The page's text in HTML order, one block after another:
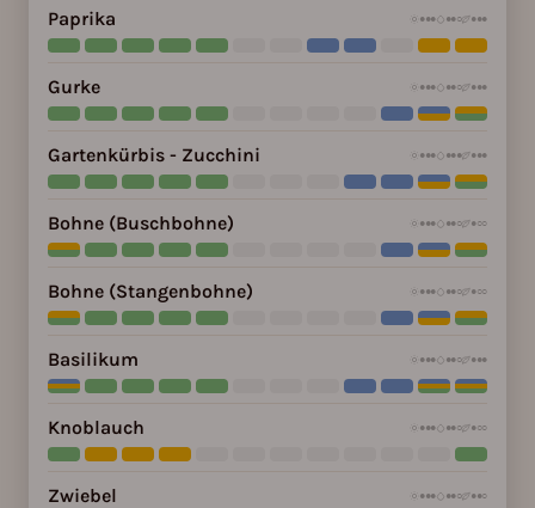
Paprika ●●● ●●○ ●●●
Gurke ●●● ●●○ ●●●
Gartenkürbis - Zucchini ●●● ●●● ●●●
Bohne (Buschbohne) ●●● ●●○ ●○○
Bohne (Stangenbohne) ●●● ●●○ ●○○
Basilikum ●●● ●●○ ●●●
Knoblauch ●●● ●●○ ●○○
Zwiebel ●●● ●●○ ●●○